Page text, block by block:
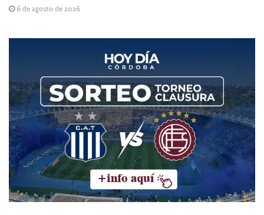
6 de agosto de 2026